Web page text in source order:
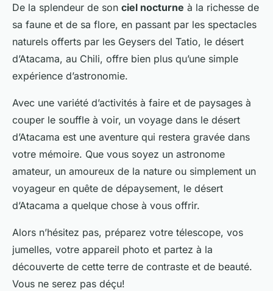
De la splendeur de son ciel nocturne à la richesse de
sa faune et de sa flore, en passant par les spectacles
naturels offerts par les Geysers del Tatio, le désert
d’Atacama, au Chili, offre bien plus qu’une simple
expérience d’astronomie.
Avec une variété d’activités à faire et de paysages à
couper le souffle à voir, un voyage dans le désert
d’Atacama est une aventure qui restera gravée dans
votre mémoire. Que vous soyez un astronome
amateur, un amoureux de la nature ou simplement un
voyageur en quête de dépaysement, le désert
d’Atacama a quelque chose à vous offrir.
Alors n’hésitez pas, préparez votre télescope, vos
jumelles, votre appareil photo et partez à la
découverte de cette terre de contraste et de beauté.
Vous ne serez pas déçu!